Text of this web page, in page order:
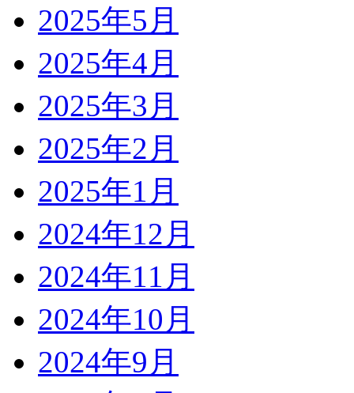
2025年5月
2025年4月
2025年3月
2025年2月
2025年1月
2024年12月
2024年11月
2024年10月
2024年9月